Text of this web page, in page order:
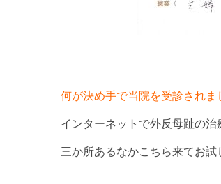
何が決め手で当院を受診されま
インターネットで外反母趾の治
三か所あるなかこちら来てお試